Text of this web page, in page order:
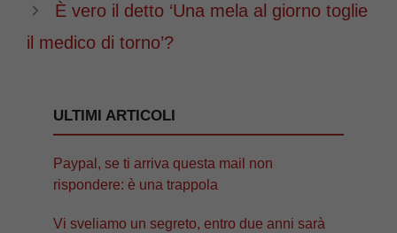
È vero il detto ‘Una mela al giorno toglie
il medico di torno’?
ULTIMI ARTICOLI
Paypal, se ti arriva questa mail non
rispondere: è una trappola
Vi sveliamo un segreto, entro due anni sarà